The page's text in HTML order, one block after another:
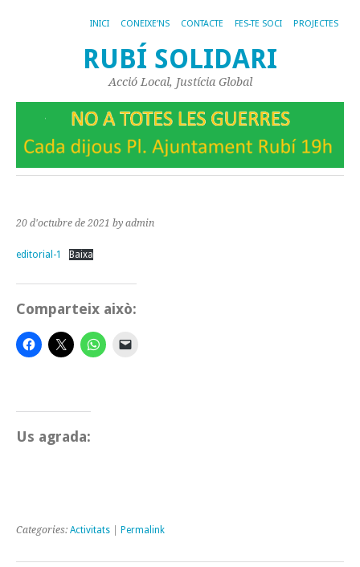
INICI CONEIXE’NS CONTACTE FES-TE SOCI PROJECTES
RUBÍ SOLIDARI
Acció Local, Justícia Global
20 d'octubre de 2021 by admin
editorial-1 Baixa
Comparteix això:
Us agrada:
Categories: Activitats Permalink